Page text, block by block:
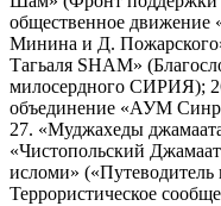
общественное движение
Минина и Д.
Тагьаля SHAM»
милосердного СИРИЯ);
объединение «АУМ
27. «Муджахеды
«Чистопольский
исломи» («Путеводитель
Террористическое